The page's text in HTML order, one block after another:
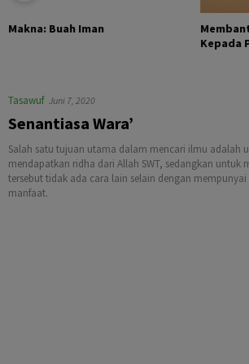
Makna: Buah Iman
Kepada
Tasawuf Juni 7, 2020
Senantiasa Wara’
Salah satu tujuan utama dalam mencari ilmu adalah
mendapatkan ridha dari Allah SWT, sedangkan untuk
tersebut tidak ada cara lain selain dengan mempunyai
manfaat.